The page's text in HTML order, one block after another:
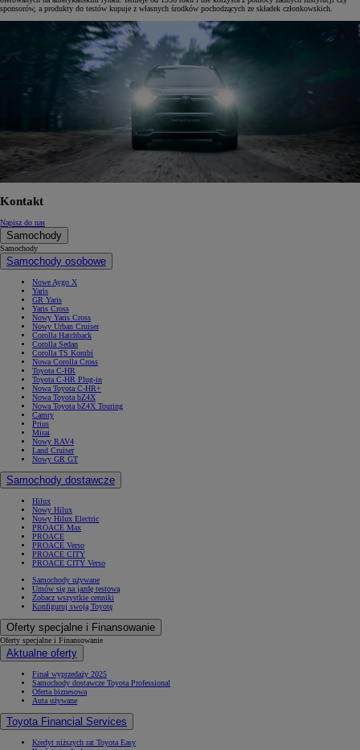
sponsorów, a produkty do testów kupuje z własnych środków pochodzących ze składek członkowskich.
Kontakt
Napisz do nas
Samochody
Samochody
Samochody osobowe
Nowe Aygo X
Yaris
GR Yaris
Yaris Cross
Nowy Yaris Cross
Nowy Urban Cruiser
Corolla Hatchback
Corolla Sedan
Corolla TS Kombi
Nowa Corolla Cross
Toyota C-HR
Toyota C-HR Plug-in
Nowa Toyota C-HR+
Nowa Toyota bZ4X
Nowa Toyota bZ4X Touring
Camry
Prius
Mirai
Nowy RAV4
Land Cruiser
Nowy GR GT
Samochody dostawcze
Hilux
Nowy Hilux
Nowy Hilux Electric
PROACE Max
PROACE
PROACE Verso
PROACE CITY
PROACE CITY Verso
Samochody używane
Umów się na jazdę testową
Zobacz wszystkie cenniki
Konfiguruj swoją Toyotę
Oferty specjalne i Finansowanie
Oferty specjalne i Finansowanie
Aktualne oferty
Finał wyprzedaży 2025
Samochody dostawcze Toyota Professional
Oferta biznesowa
Auta używane
Toyota Financial Services
Kredyt niższych rat Toyota Easy